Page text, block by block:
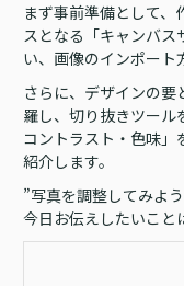
まず事前準備として
スとなる「キャンバ
い、画像のインポート
さらに、デザインの
羅し、切り抜きツール
コントラスト・色味」
紹介します。
”写真を調整してみよう
今日お伝えしたいこと